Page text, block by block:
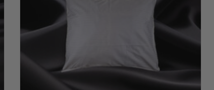
eerste aankoop en ontvang korting op het 2e kussensloop
TOEVOEGEN AAN WINKELWAGEN